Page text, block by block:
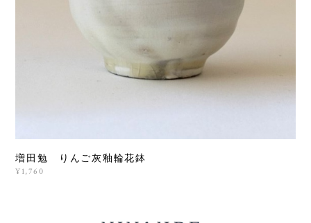
増田勉 りんご灰釉輪花鉢
¥1,760